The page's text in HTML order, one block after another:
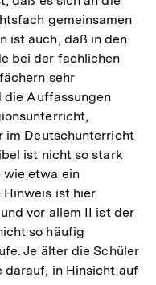
gemeinsamen
ist auch, daß in den
bei der fachlichen
sehr
Auffassungen
im Deutschunterricht
ist nicht so stark
wie etwa ein
Hinweis ist hier
vor allem II ist der
so häufig
Je älter die Schüler
darauf, in Hinsicht auf
Zum